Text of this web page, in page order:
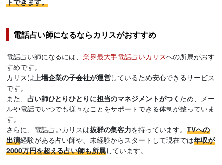
電話占い師になるならカリスがおすすめ
電話占い師になるには、業界最大手電話占いカリスへの所属がおす
すめです。
カリスは 上場企業の子会社が運営しているため安心できるサービス
です。
また、占い師ひとりひとりに担当のマネジメントがつく ため、メー
ルや電話でいつでも様々なことをサポートできる体制が整っていま
す。
さらに、電話占いカリスは抜群の集客力を持っています。TVへの
出演経験がある占い師や、未経験からスタートして現在では年収が
2000万円を超える占い師も所属しています。